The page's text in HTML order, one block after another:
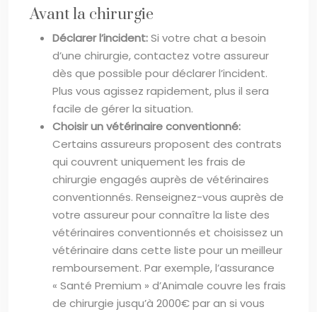
Avant la chirurgie
Déclarer l’incident:Si votre chat a besoin
d’une chirurgie, contactez votre assureur
dès que possible pour déclarer l’incident.
Plus vous agissez rapidement, plus il sera
facile de gérer la situation.
Choisir un vétérinaire conventionné:
Certains assureurs proposent des contrats
qui couvrent uniquement les frais de
chirurgie engagés auprès de vétérinaires
conventionnés. Renseignez-vous auprès de
votre assureur pour connaître la liste des
vétérinaires conventionnés et choisissez un
vétérinaire dans cette liste pour un meilleur
remboursement. Par exemple, l’assurance
« Santé Premium » d’Animale couvre les frais
de chirurgie jusqu’à 2000€ par an si vous